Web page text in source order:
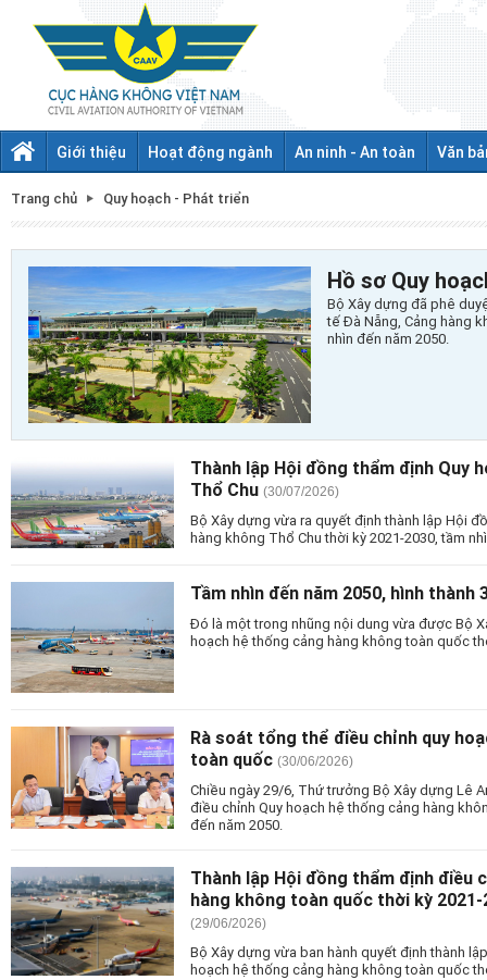
Giới thiệu Hoạt động ngành An ninh - An toàn Văn
Trang chủ Quy hoạch - Phát triển
Hồ sơ Quy
Bộ Xây dựng đã phê
tế Đà Nẵng, Cảng hàng
nhìn đến năm 2050.
Thành lập Hội đồng thẩm định Quy
Thổ Chu (30/07/2026)
Bộ Xây dựng vừa ra quyết định thành lập Hội
hàng không Thổ Chu thời kỳ 2021-2030, tầm
Tầm nhìn đến năm 2050, hình thành
Đó là một trong nhũng nội dung vừa được Bộ
hoạch hệ thống cảng hàng không toàn quốc
Rà soát tổng thể điều chỉnh quy
toàn quốc (30/06/2026)
Chiều ngày 29/6, Thứ trưởng Bộ Xây dựng Lê
điều chỉnh Quy hoạch hệ thống cảng hàng
đến năm 2050.
Thành lập Hội đồng thẩm định điều
hàng không toàn quốc thời kỳ
(29/06/2026)
Bộ Xây dựng vừa ban hành quyết định thành
hoạch hệ thống cảng hàng không toàn quốc